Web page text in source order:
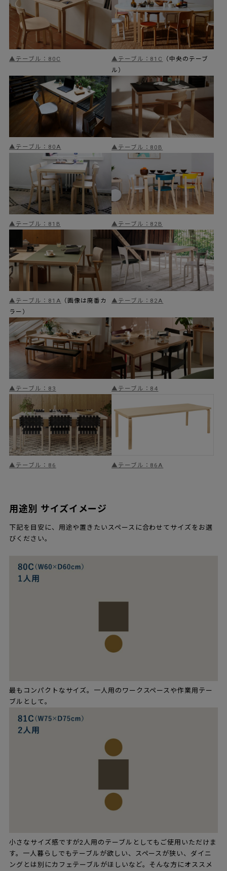
▲テーブル：80C ▲テーブル：81C
（中央のテーブ
ル）
▲テーブル：80A ▲テーブル：80B
▲テーブル：81B ▲テーブル：82B
▲テーブル：81A
（画像は廃番カ
ラー）
▲テーブル：82A
▲テーブル：83 ▲テーブル：84
▲テーブル：86 ▲テーブル：86A
用途別 サイズイメージ
下記を目安に、用途や置きたいスペースに合わせてサイズをお選
びください。
最もコンパクトなサイズ。一人用のワークスペースや作業用テー
ブルとして。
小さなサイズ感ですが2人用のテーブルとしてもご使用いただけま
す。一人暮らしでもテーブルが欲しい、スペースが狭い、ダイニ
ングとは別にカフェテーブルがほしいなど。そんな方にオススメ